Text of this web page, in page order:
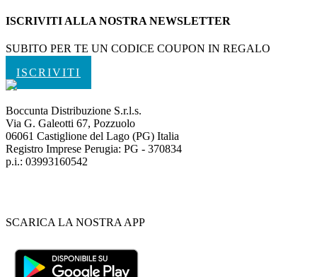
ISCRIVITI ALLA NOSTRA NEWSLETTER
SUBITO PER TE UN CODICE COUPON IN REGALO
ISCRIVITI
Boccunta Distribuzione S.r.l.s.
Via G. Galeotti 67, Pozzuolo
06061 Castiglione del Lago (PG) Italia
Registro Imprese Perugia: PG - 370834
p.i.: 03993160542
SCARICA LA NOSTRA APP